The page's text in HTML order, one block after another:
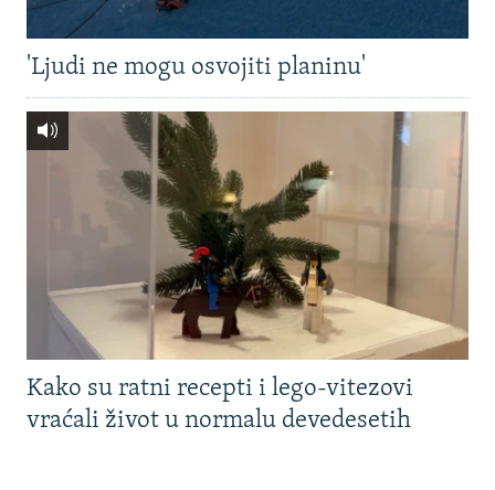
'Ljudi ne mogu osvojiti planinu'
Kako su ratni recepti i lego-vitezovi
vraćali život u normalu devedesetih